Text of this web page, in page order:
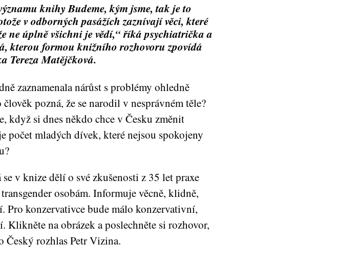
knihy Budeme, kým jsme, tak je to
v odborných pasážích zaznívají věci, které
ne úplně všichni je vědí,“ říká psychiatrička a
kterou formou knižního rozhovoru zpovídá
Tereza Matějčková.
zaznamenala nárůst s problémy ohledně
pozná, že se narodil v nesprávném těle?
když si dnes někdo chce v Česku změnit
počet mladých dívek, které nejsou spokojeny
v knize dělí o své zkušenosti z 35 let praxe
osobám. Informuje věcně, klidně,
Pro konzervativce bude málo konzervativní,
na obrázek a poslechněte si rozhovor,
Český rozhlas Petr Vizina.